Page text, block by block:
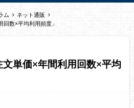
ム
ネット通販
数×平均利用頻度」
単価×年間利用回数×平均